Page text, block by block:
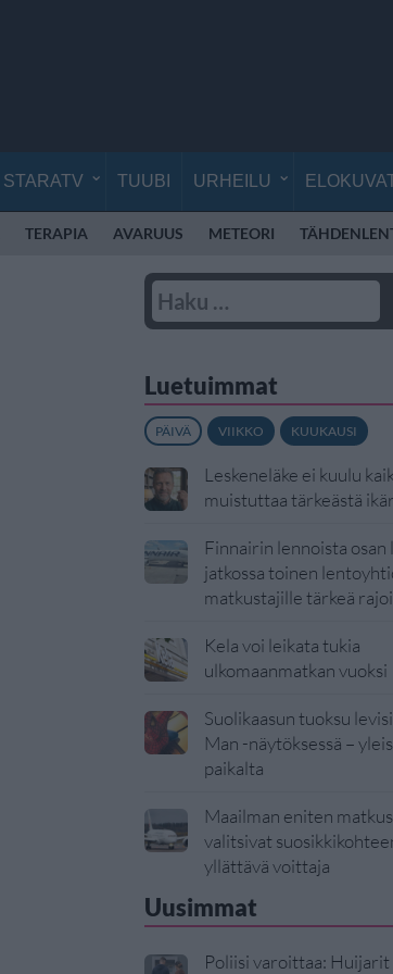
STARATV TUUBI URHEILU
TERAPIA AVARUUS METEORI
Luetuimmat
PÄIVÄ VIIKKO KUUKAUSI
Leskeneläke ei kuulu
muistuttaa tärkeästä
Finnairin lennoista osan
jatkossa toinen
matkustajille tärkeä
Kela voi leikata tukia
ulkomaanmatkan vuoksi
Suolikaasun tuoksu
Man -näytöksessä –
paikalta
Maailman eniten
valitsivat
yllättävä voittaja
Uusimmat
Poliisi varoittaa: